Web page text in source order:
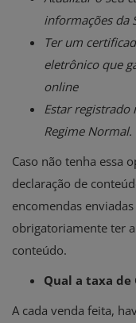
informações da
Ter um
eletrônico que
online
Estar registrado
Regime Normal.
Caso não tenha essa
declaração de
encomendas
obrigatoriamente ter
conteúdo.
Qual a taxa de
A cada venda feita,